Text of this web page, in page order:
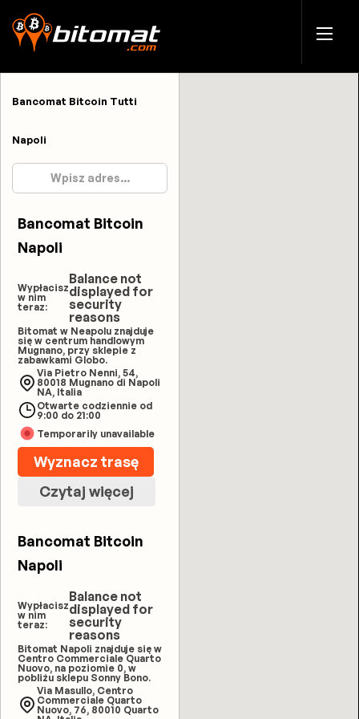
Bancomat Bitcoin Tutti
Napoli
Bancomat Bitcoin
Napoli
Wypłacisz
w nim
teraz:
Balance not
displayed for
security
reasons
Bitomat w Neapolu znajduje
się w centrum handlowym
Mugnano, przy sklepie z
zabawkami Globo.
Via Pietro Nenni, 54,
80018 Mugnano di Napoli
NA, Italia
Otwarte codziennie od
9:00 do 21:00
Temporarily unavailable
Wyznacz trasę
Czytaj więcej
Bancomat Bitcoin
Napoli
Wypłacisz
w nim
teraz:
Balance not
displayed for
security
reasons
Bitomat Napoli znajduje się w
Centro Commerciale Quarto
Nuovo, na poziomie 0, w
pobliżu sklepu Sonny Bono.
Via Masullo, Centro
Commerciale Quarto
Nuovo, 76, 80010 Quarto